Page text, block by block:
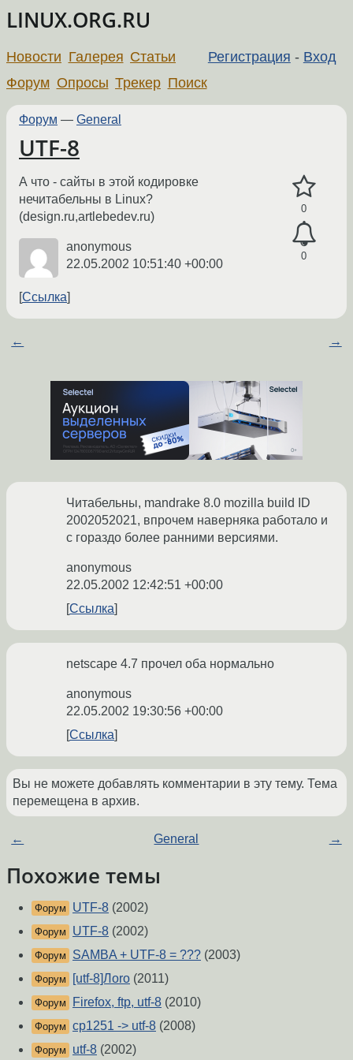
LINUX.ORG.RU
Регистрация - Вход
Новости Галерея Статьи
Форум Опросы Трекер Поиск
Форум — General
UTF-8
0
0
А что - сайты в этой кодировке
нечитабельны в Linux?
(design.ru,artlebedev.ru)
anonymous
22.05.2002 10:51:40 +00:00
Ссылка
← →
Читабельны, mandrake 8.0 mozilla build ID
2002052021, впрочем наверняка работало и
с гораздо более ранними версиями.
anonymous
22.05.2002 12:42:51 +00:00
Ссылка
netscape 4.7 прочел оба нормально
anonymous
22.05.2002 19:30:56 +00:00
Ссылка
Вы не можете добавлять комментарии в эту тему. Тема
перемещена в архив.
← General →
Похожие темы
Форум UTF-8 (2002)
Форум UTF-8 (2002)
Форум SAMBA + UTF-8 = ??? (2003)
Форум [utf-8]Лоrо (2011)
Форум Firefox, ftp, utf-8 (2010)
Форум cp1251 -> utf-8 (2008)
Форум utf-8 (2002)